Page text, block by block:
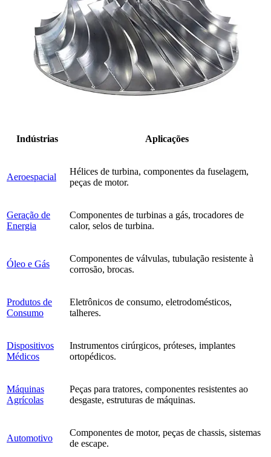
Indústrias Aplicações
Aeroespacial
Hélices de turbina, componentes da fuselagem,
peças de motor.
Geração de
Energia
Componentes de turbinas a gás, trocadores de
calor, selos de turbina.
Óleo e Gás
Componentes de válvulas, tubulação resistente à
corrosão, brocas.
Produtos de
Consumo
Eletrônicos de consumo, eletrodomésticos,
talheres.
Dispositivos
Médicos
Instrumentos cirúrgicos, próteses, implantes
ortopédicos.
Máquinas
Agrícolas
Peças para tratores, componentes resistentes ao
desgaste, estruturas de máquinas.
Automotivo
Componentes de motor, peças de chassis, sistemas
de escape.